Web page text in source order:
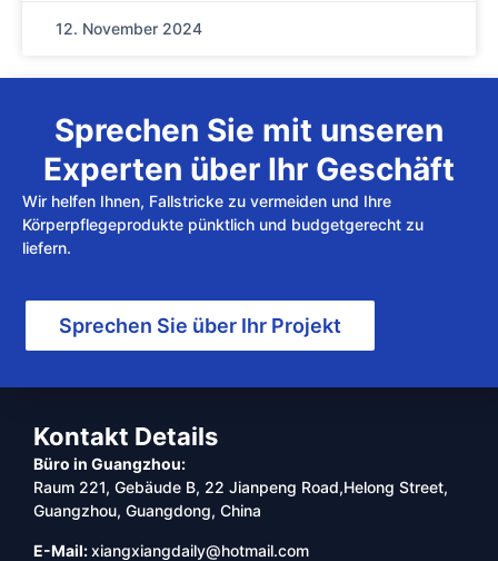
12. November 2024
Sprechen Sie mit unseren
Experten über Ihr Geschäft
Wir helfen Ihnen, Fallstricke zu vermeiden und Ihre
Körperpflegeprodukte pünktlich und budgetgerecht zu
liefern.
Sprechen Sie über Ihr Projekt
Kontakt Details
Büro in Guangzhou:
Raum 221, Gebäude B, 22 Jianpeng Road,Helong Street,
Guangzhou, Guangdong, China
E-Mail:xiangxiangdaily@hotmail.com